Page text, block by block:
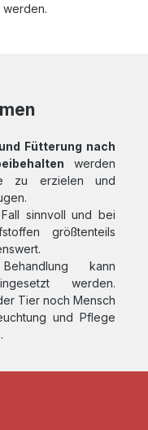
Fütterung nach
werden
zu erzielen und
sinnvoll und bei
größtenteils
kann
werden.
Tier noch Mensch
und Pflege